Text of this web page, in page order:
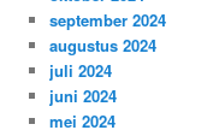
september 2024
augustus 2024
juli 2024
juni 2024
mei 2024